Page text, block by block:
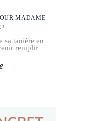
MADAME
!
sa tanière en
remplir